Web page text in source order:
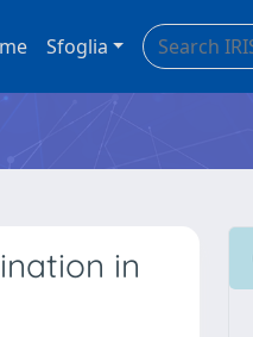
Sfoglia
in